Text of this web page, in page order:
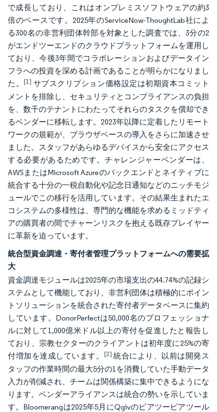
で成長しており、これはオンプレミスソフトウェアの約3
倍のペースです。2025年のServiceNow-ThoughtLab社によ
る300名の非営利団体幹部を対象とした調査では、3分の2
がエンドツーエンドのクラウドプラットフォームを運用し
ており、今後3年間でコラボレーションおよびデータイン
フラへの投資を深める計画であることが明らかになりまし
た。[1] サブスクリプション価格設定は初期資本コミット
メントを排除し、セキュリティとコンプライアンスの負担
を、数千のテナントにわたってそれらのタスクを償却でき
るベンダーに移転します。2023年以降に定着したリモート
ワークの規範が、ブラウザベースの導入をさらに加速させ
ました。スタッフがあらゆるデバイスから安全にアクセス
する必要があるためです。チャレンジャーベンダーは、
AWSまたはMicrosoft Azureのバックエンドとネイティブに
統合する十分の一税自動化や記念日通知などのニッチモジ
ュールでこの移行を活用しています。その結果生まれたエ
コシステムの多様性は、専門的な機能を求めるミッドティ
アの購買者の間でチャーンリスクを抱える既存プレイヤー
に革新を迫っています。
統合型資金調達・寄付者管理プラットフォームへの需要拡
大
資金調達モジュールは2025年の市場支出の44.74%の記録シ
ステムとして機能しており、非営利団体は積極的にポイン
トソリューションを統合された寄付者データベースに集約
しています。DonorPerfectは50,000名のプロフェッショナ
ルに対して1,000億米ドル以上の寄付を促進したと報告し
ており、宗教セクターのクライアントは初年度に25%の寄
付増加を達成しています。 [2] 統合により、以前は開発ス
タッフの作業時間の最大5分の1を消費していた手動データ
入力が削減され、チームは関係構築に集中できるようにな
ります。ベンダーアライアンスは統合の勢いを示していま
す。Bloomerangは2025年5月にQgivのピアツーピアツール